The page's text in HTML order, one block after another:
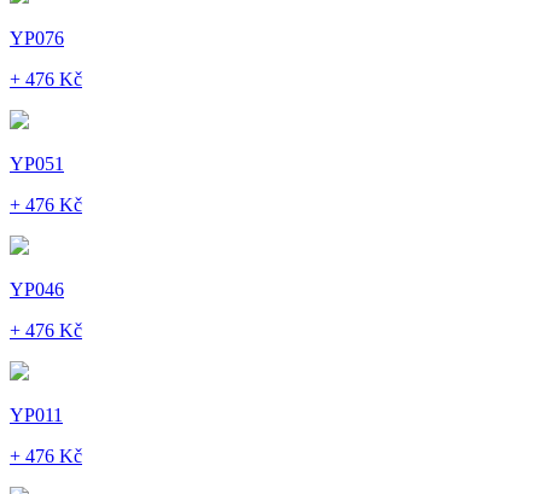
YP076
+ 476 Kč
YP051
+ 476 Kč
YP046
+ 476 Kč
YP011
+ 476 Kč